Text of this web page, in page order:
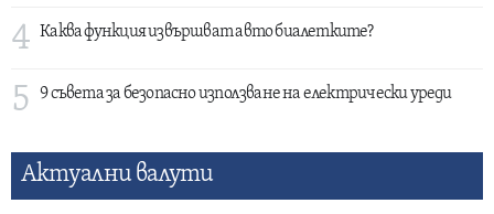
4 Каква функция извършват авто биалетките?
5 9 съвета за безопасно използване на електрически уреди
Актуални валути